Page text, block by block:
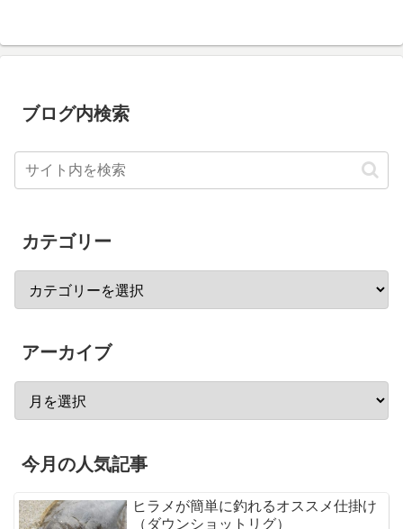
ブログ内検索
カテゴリー
アーカイブ
今月の人気記事
ヒラメが簡単に釣れるオススメ仕掛け
（ダウンショットリグ）